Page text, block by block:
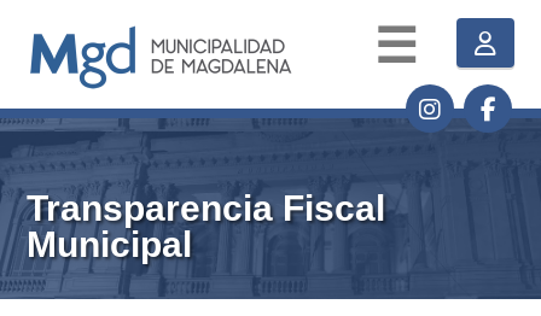
☰
Transparencia Fiscal
Municipal